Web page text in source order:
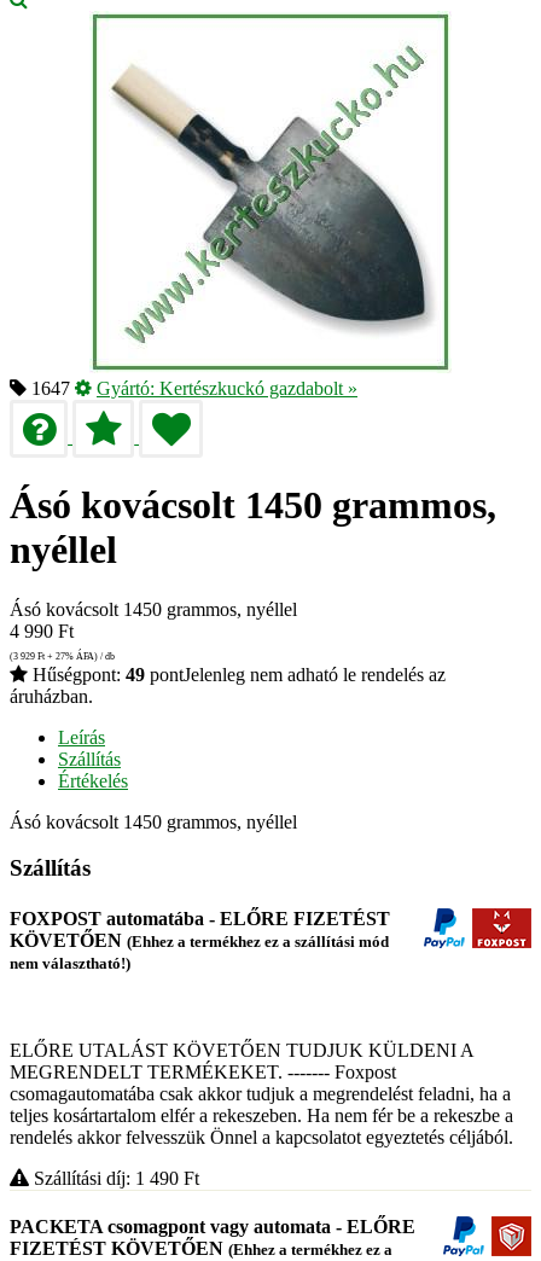
1647 Gyártó: Kertészkuckó gazdabolt »
Ásó kovácsolt 1450 grammos,
nyéllel
Ásó kovácsolt 1450 grammos, nyéllel
4 990 Ft
(3 929 Ft + 27% ÁFA) / db
Hűségpont: 49 pontJelenleg nem adható le rendelés az
áruházban.
Leírás
Szállítás
Értékelés
Ásó kovácsolt 1450 grammos, nyéllel
Szállítás
FOXPOST automatába - ELŐRE FIZETÉST
KÖVETŐEN (Ehhez a termékhez ez a szállítási mód
nem választható!)
ELŐRE UTALÁST KÖVETŐEN TUDJUK KÜLDENI A
MEGRENDELT TERMÉKEKET. ------- Foxpost
csomagautomatába csak akkor tudjuk a megrendelést feladni, ha a
teljes kosártartalom elfér a rekeszeben. Ha nem fér be a rekeszbe a
rendelés akkor felvesszük Önnel a kapcsolatot egyeztetés céljából.
Szállítási díj: 1 490 Ft
PACKETA csomagpont vagy automata - ELŐRE
FIZETÉST KÖVETŐEN (Ehhez a termékhez ez a